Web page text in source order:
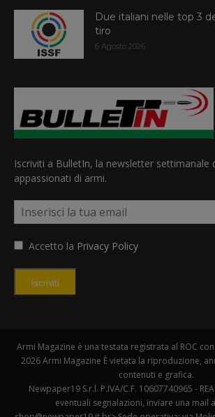
Due italiani nelle top 3
tiro
6 Agosto 2026
Iscriviti a BulletIn, la newsletter settimanale
appassionati di armi.
Accetto la Privacy Policy
Iscriviti
Armi Magazine è una testata registrata al ROC
2026 Armi Magazine È vietata la riproduzione,
contenuti e grafica.
Newpaper19 S.r.l. P.IVA/C.F. 10607740965 -
eventuali segnalazioni, inviare una mail